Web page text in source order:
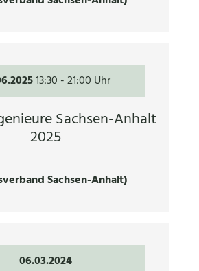
13:30 -21:00 Uhr
Sachsen-Anhalt
2025
Sachsen-Anhalt)
06.03.2024